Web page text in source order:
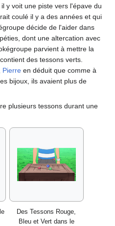
y voit une piste vers l'épave du
coulé il y a des années et qui
décide de l'aider dans
dont une altercation avec
parvient à mettre la
des tessons verts.
Pierre en déduit que comme à
bijoux, ils avaient plus de
plusieurs tessons durant une
Des Tessons Rouge,
Bleu et Vert dans le